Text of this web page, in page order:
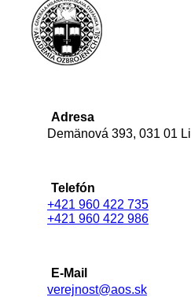
Adresa
Demänová 393, 031 01
Telefón
+421 960 422 735
+421 960 422 986
E-Mail
verejnost@aos.sk